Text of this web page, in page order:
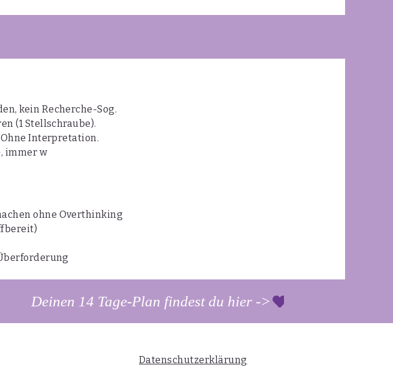
kein Recherche-Sog.
(1 Stellschraube).
Ohne Interpretation.
immer w
ohne Overthinking
Deinen 14 Tage-Plan findest du hier ->
Datenschutzerklärung